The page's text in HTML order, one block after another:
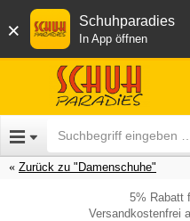
× Schuhparadies
In App öffnen
Zurück zu "Damenschuhe"
5% Rabatt
Versandkostenfrei